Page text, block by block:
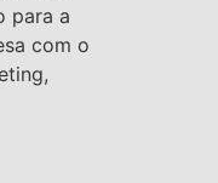
para a
com o